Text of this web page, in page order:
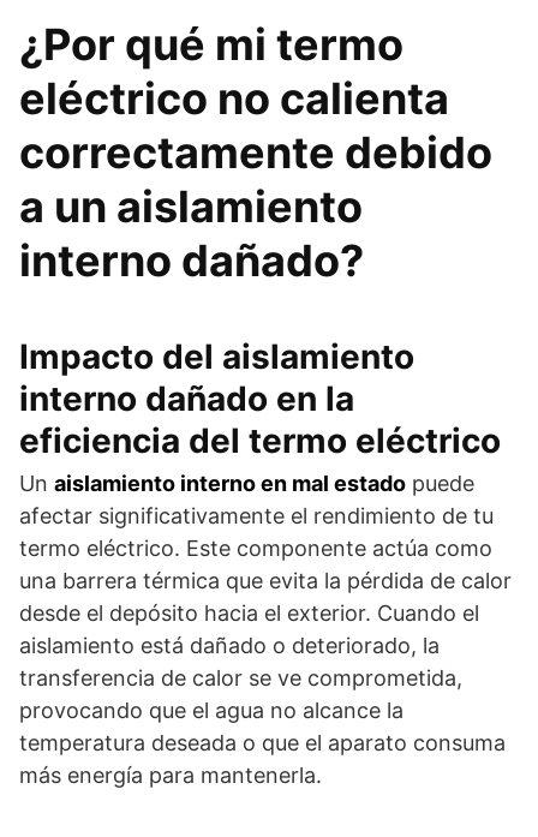
¿Por qué mi termo
eléctrico no calienta
correctamente debido
a un aislamiento
interno dañado?
Impacto del aislamiento
interno dañado en la
eficiencia del termo eléctrico
Un aislamiento interno en mal estado puede
afectar significativamente el rendimiento de tu
termo eléctrico. Este componente actúa como
una barrera térmica que evita la pérdida de calor
desde el depósito hacia el exterior. Cuando el
aislamiento está dañado o deteriorado, la
transferencia de calor se ve comprometida,
provocando que el agua no alcance la
temperatura deseada o que el aparato consuma
más energía para mantenerla.